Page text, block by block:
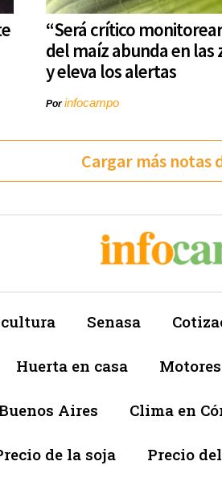
“Será crítico
del maíz abunda en las
y eleva los alertas
Porinfocampo
Cargar más notas
Senasa
Huerta en casa Motores
Aires Clima en
de la soja Precio